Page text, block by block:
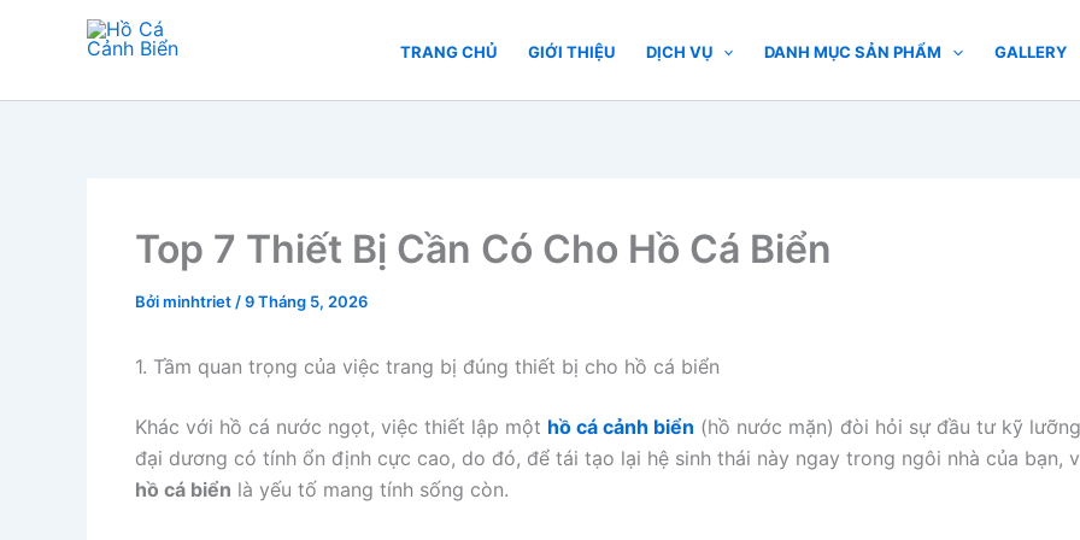
dung
TRANG CHỦ GIỚI THIỆU DỊCH VỤ DANH MỤC SẢN PHẨM GALLERY
Top 7 Thiết Bị Cần Có Cho Hồ Cá Biển
Bởiminhtriet /9 Tháng 5, 2026
1. Tầm quan trọng của việc trang bị đúng thiết bị cho hồ cá biển
Khác với hồ cá nước ngọt, việc thiết lập một hồ cá cảnh biển (hồ nước mặn) đòi hỏi sự đầu tư kỹ
đại dương có tính ổn định cực cao, do đó, để tái tạo lại hệ sinh thái này ngay trong ngôi nhà của bạn,
hồ cá biển là yếu tố mang tính sống còn.